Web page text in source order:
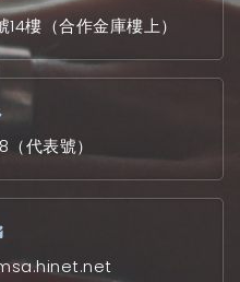
樓（合作金庫樓上）
代表號）